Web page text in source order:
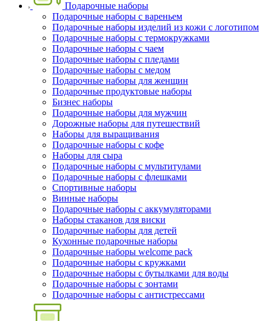
Подарочные наборы
Подарочные наборы с вареньем
Подарочные наборы изделий из кожи с логотипом
Подарочные наборы с термокружками
Подарочные наборы с чаем
Подарочные наборы с пледами
Подарочные наборы с медом
Подарочные наборы для женщин
Подарочные продуктовые наборы
Бизнес наборы
Подарочные наборы для мужчин
Дорожные наборы для путешествий
Наборы для выращивания
Подарочные наборы с кофе
Наборы для сыра
Подарочные наборы с мультитулами
Подарочные наборы с флешками
Спортивные наборы
Винные наборы
Подарочные наборы с аккумуляторами
Наборы стаканов для виски
Подарочные наборы для детей
Кухонные подарочные наборы
Подарочные наборы welcome pack
Подарочные наборы с кружками
Подарочные наборы с бутылками для воды
Подарочные наборы с зонтами
Подарочные наборы с антистрессами